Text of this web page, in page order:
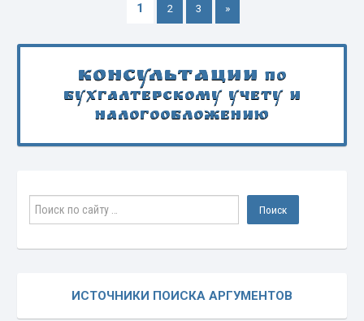
1 2 3 »
Консультации по
бухгалтерскому учету и
налогообложению
ИСТОЧНИКИ ПОИСКА АРГУМЕНТОВ